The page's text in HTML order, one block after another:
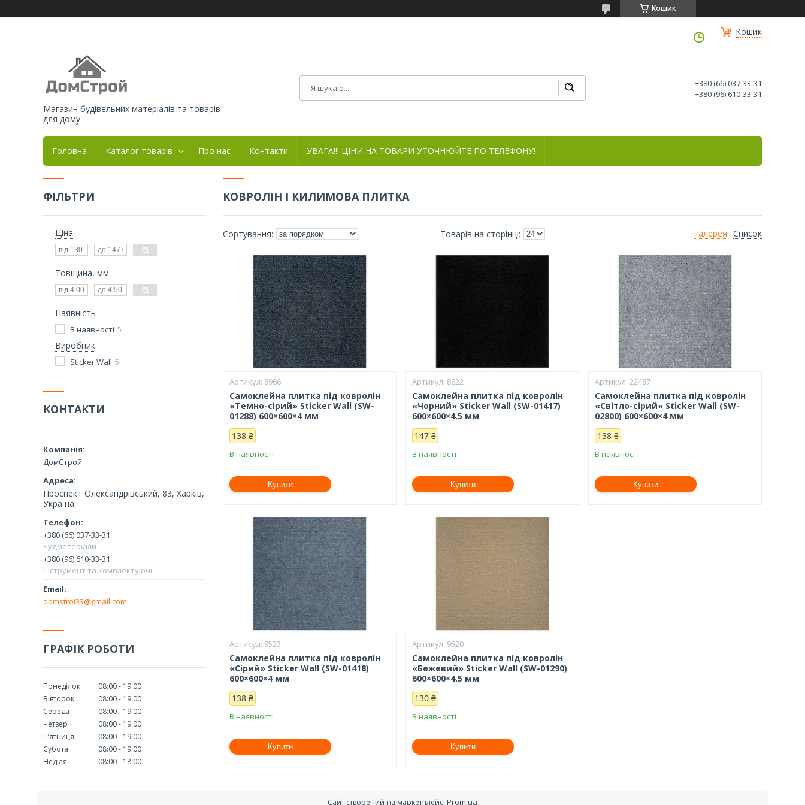
Кошик
Кошик
Магазин будівельних матеріалів та товарів
для дому
+380 (66) 037-33-31
+380 (96) 610-33-31
Головна Каталог товарів Про нас Контакти УВАГА!!! ЦІНИ НА ТОВАРИ УТОЧНЮЙТЕ ПО ТЕЛЕФОНУ!
КОВРОЛІН І КИЛИМОВА ПЛИТКА
Галерея Список
8966
Самоклейна плитка під ковролін
«Темно-сірий» Sticker Wall (SW-
01288) 600×600×4 мм
138 ₴
В наявності
Купити
8622
Самоклейна плитка під ковролін
«Чорний» Sticker Wall (SW-01417)
600×600×4.5 мм
147 ₴
В наявності
Купити
22487
Самоклейна плитка під ковролін
«Світло-сірий» Sticker Wall (SW-
02800) 600×600×4 мм
138 ₴
В наявності
Купити
9523
Самоклейна плитка під ковролін
«Сірий» Sticker Wall (SW-01418)
600×600×4 мм
138 ₴
В наявності
Купити
9520
Самоклейна плитка під ковролін
«Бежевий» Sticker Wall (SW-01290)
600×600×4.5 мм
130 ₴
В наявності
Купити
ФІЛЬТРИ
Ціна
Товщина, мм
Наявність
В наявності 5
Виробник
Sticker Wall 5
КОНТАКТИ
ДомСтрой
Проспект Олександрівський, 83, Харків,
Україна
+380 (66) 037-33-31
Будматеріали
+380 (96) 610-33-31
Інструмент та комплектуючі
domstroi33@gmail.com
ГРАФІК РОБОТИ
Понеділок 08:00
19:00
Вівторок
08:00
19:00
Середа
08:00
19:00
Четвер
08:00
19:00
Пʼятниця
08:00
19:00
Субота
08:00
19:00
Неділя
08:00 18:00
Сайт створений на маркетплейсі Prom.ua